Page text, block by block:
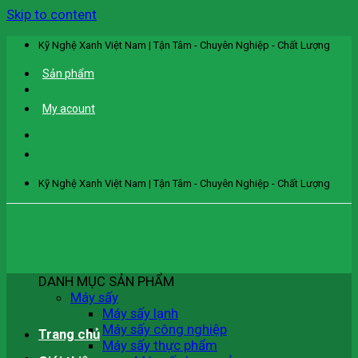
Skip to content
Kỹ Nghệ Xanh Việt Nam | Tận Tâm - Chuyên Nghiệp - Chất Lượng
Sản phẩm
My acount
Kỹ Nghệ Xanh Việt Nam | Tận Tâm - Chuyên Nghiệp - Chất Lượng
DANH MỤC SẢN PHẨM
Máy sấy
Máy sấy lạnh
Máy sấy công nghiệp
Máy sấy thực phẩm
Trang chủ